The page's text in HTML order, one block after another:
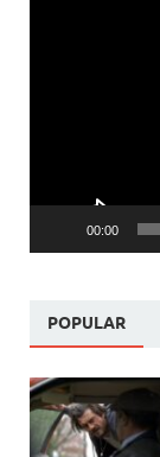
00:00
POPULAR